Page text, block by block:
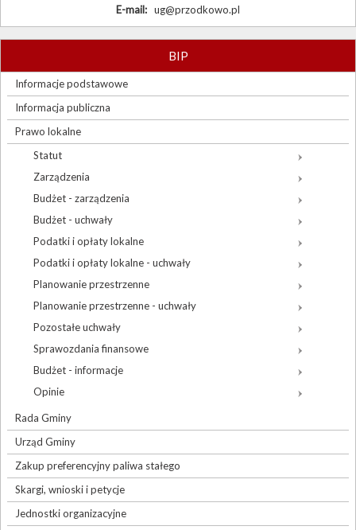
E-mail: ug@przodkowo.pl
BIP
Informacje podstawowe
Informacja publiczna
Prawo lokalne
Statut
Zarządzenia
Budżet - zarządzenia
Budżet - uchwały
Podatki i opłaty lokalne
Podatki i opłaty lokalne - uchwały
Planowanie przestrzenne
Planowanie przestrzenne - uchwały
Pozostałe uchwały
Sprawozdania finansowe
Budżet - informacje
Opinie
Rada Gminy
Urząd Gminy
Zakup preferencyjny paliwa stałego
Skargi, wnioski i petycje
Jednostki organizacyjne